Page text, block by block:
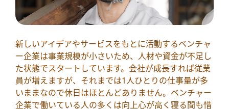
新しいアイデアやサービスをもとに活動するベンチャ
ー企業は事業規模が小さいため、人材や資金が不足し
た状態でスタートしています。会社が成長すれば従業
員が増えますが、それまでは1人ひとりの仕事量が多
いままなので休日はほとんどありません。ベンチャー
企業で働いている人の多くは向上心が高く寝る間も惜